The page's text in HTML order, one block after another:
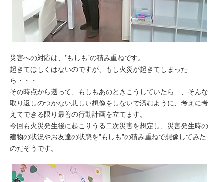
災害への対応は、”もしも”の積み重ねです。
起きてほしくはないのですが、もし火災が起きてしまった
ら・・・
その時点から遡って、もしもあのときこうしていたら…、そんな
取り返しのつかない悲しい想像をしないで済むように、考えに考
えてできる限り最善の行動計画を立てます。
今回も火災発生後に起こりうる二次災害を想定し、災害発生時の
建物の状況やお友達の状態を”もしも”の積み重ねで想像してみた
のだそうです。